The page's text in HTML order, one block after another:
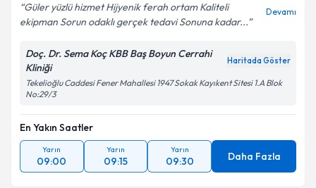
Güler yüzlü hizmet Hijyenik ferah ortam Kaliteli
ekipman Sorun odaklı gerçek tedavi Sonuna kadar...
Devamı
Doç. Dr. Sema Koç KBB Baş Boyun Cerrahi
Kliniği
Haritada Göster
Tekelioğlu Caddesi Fener Mahallesi 1947 Sokak Kayıkent Sitesi 1.A Blok
No:29/3
En Yakın Saatler
Yarın
09:00
Yarın
09:15
Yarın
09:30 Daha Fazla